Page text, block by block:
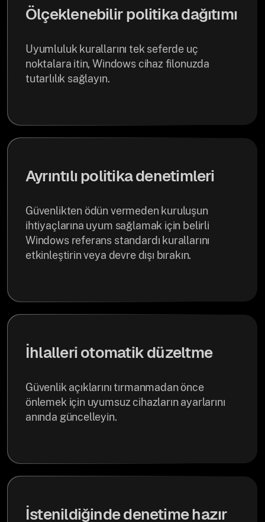
Ölçeklenebilir politika dağıtımı
Uyumluluk kurallarını tek seferde uç
noktalara itin, Windows cihaz filonuzda
tutarlılık sağlayın.
Ayrıntılı politika denetimleri
Güvenlikten ödün vermeden kuruluşun
ihtiyaçlarına uyum sağlamak için belirli
Windows referans standardı kurallarını
etkinleştirin veya devre dışı bırakın.
İhlalleri otomatik düzeltme
Güvenlik açıklarını tırmanmadan önce
önlemek için uyumsuz cihazların ayarlarını
anında güncelleyin.
İstenildiğinde denetime hazır